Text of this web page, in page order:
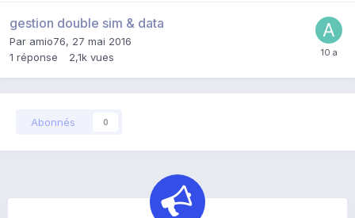
gestion double sim & data
Par amio76, 27 mai 2016
1 réponse 2,1k vues
Abonnés 0